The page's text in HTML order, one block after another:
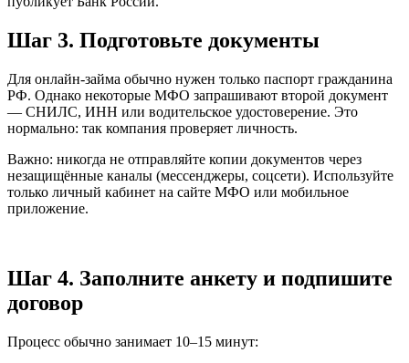
Шаг 3. Подготовьте документы
Для онлайн-займа обычно нужен только паспорт гражданина
РФ. Однако некоторые МФО запрашивают второй документ
— СНИЛС, ИНН или водительское удостоверение. Это
нормально: так компания проверяет личность.
Важно: никогда не отправляйте копии документов через
незащищённые каналы (мессенджеры, соцсети). Используйте
только личный кабинет на сайте МФО или мобильное
приложение.
Шаг 4. Заполните анкету и подпишите
договор
Процесс обычно занимает 10–15 минут: